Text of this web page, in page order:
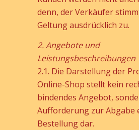
denn, der Verkäufer
Geltung ausdrücklich zu.
2. Angebote und
Leistungsbeschreibungen
2.1. Die Darstellung der
Online-Shop stellt kein
bindendes Angebot,
Aufforderung zur Abgabe
Bestellung dar.